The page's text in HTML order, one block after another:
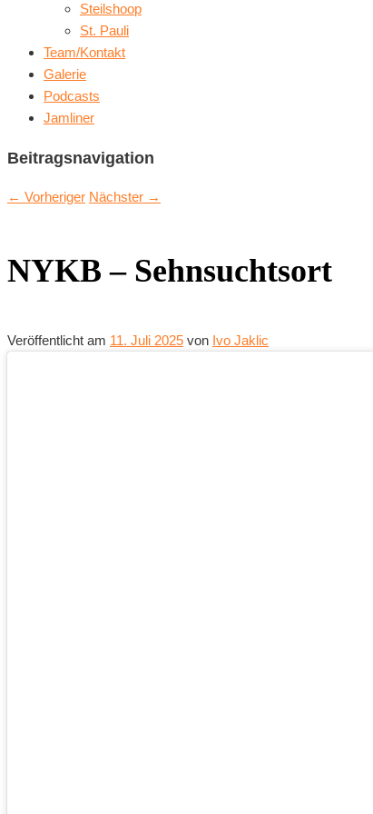
Steilshoop
St. Pauli
Team/Kontakt
Galerie
Podcasts
Jamliner
Beitragsnavigation
← Vorheriger Nächster →
NYKB – Sehnsuchtsort
Veröffentlicht am 11. Juli 2025 von Ivo Jaklic